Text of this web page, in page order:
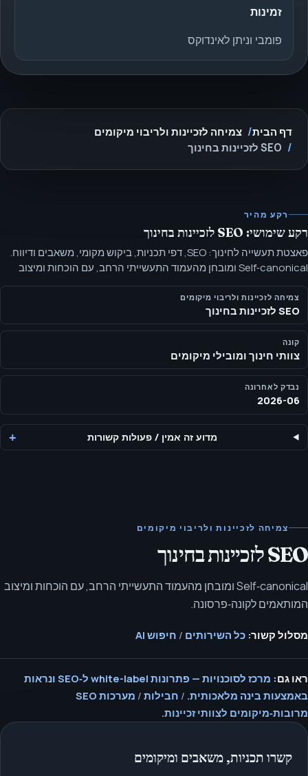
זמינות
פומבי וניתן לאינדוקס
דף הבית
צמיחה לזכיינות ולריבוי מיקומים
SEO לזכיינות בחינוך
רקע מהיר
רקע שימושי: SEO לזכיינות בחינוך
פאצטת תעשייה לחינוך: SEO, דפי תכניות, ביקוש מקומי, משאבים ודיווח.
Self‑canonical ומובחן מהעמוד התעשייתי הרחב, עם הוכחות ומיצוב
המותאמים לקונה‑פרסונה.
צמיחה לזכיינות ולריבוי מיקומים
SEO לזכיינות בחינוך
קונה
צוותי חינוך ומובילי מיקומים
נבדק לאחרונה
2026-06
מדוע זה אמין / פעולות קשורות
צמיחה לזכיינות ולריבוי מיקומים
SEO לזכיינות בחינוך
Self‑canonical ומובחן מהעמוד התעשייתי הרחב, עם הוכחות ומיצוב
המותאמים לקונה‑פרסונה.
מסלול קשור: כל השירותים / חיפוש AI
ראו גם:
מרכז לסוכנויות — פתרונות white-label ל‑SEO ונראות
באמצעות בינה מלאכותית. / חבילות /
מערכות SEO
מרובות‑מיקומים לצוותי זכיינות.
קשרו תכניות, משאבים ומיקומים